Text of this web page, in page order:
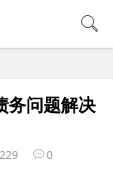
务问题解决
229 0